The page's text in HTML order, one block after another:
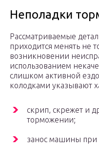
Неполадки
Рассматриваемые
приходится менять не
возникновении
использованием
слишком активной
колодками указывают
скрип, скрежет и
торможении;
занос машины при